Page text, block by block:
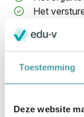
Toestemming
Deze website
Het
Het
van
Het op
van het
Als je je